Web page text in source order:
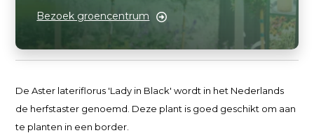
Bezoek groencentrum
De Aster lateriflorus 'Lady in Black' wordt in het Nederlands
de herfstaster genoemd. Deze plant is goed geschikt om aan
te planten in een border.